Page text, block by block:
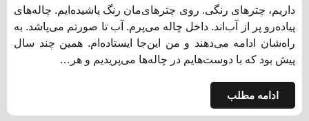
داریم، چتر‌های رنگی. روی چترهای‌مان رنگ پاشیده‌ایم. چاله‌های
پیاده‌رو پر از آب‌اند. داخل چاله می‌پرم. آب تا صورتم می‌پاشد. به
راه‌شان ادامه می‌دهند و من این‌جا ایستاده‌ام. همین چند سال
پیش بود که با دوست‌هایم در چاله‌ها می‌پریدیم و هر…
ادامه مطلب